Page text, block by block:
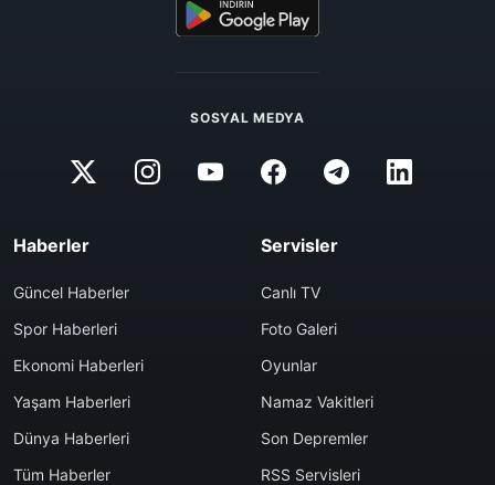
SOSYAL MEDYA
Haberler
Güncel Haberler
Spor Haberleri
Ekonomi Haberleri
Yaşam Haberleri
Dünya Haberleri
Tüm Haberler
Servisler
Canlı TV
Foto Galeri
Oyunlar
Namaz Vakitleri
Son Depremler
RSS Servisleri